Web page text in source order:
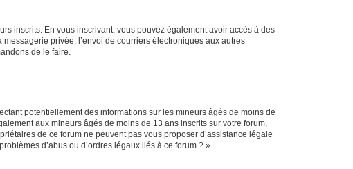
inscrits. En vous inscrivant, vous pouvez également avoir accès à des
privée, l’envoi de courriers électroniques aux autres
de le faire.
potentiellement des informations sur les mineurs âgés de moins de
aux mineurs âgés de moins de 13 ans inscrits sur votre forum,
de ce forum ne peuvent pas vous proposer d’assistance légale
d’abus ou d’ordres légaux liés à ce forum ? ».